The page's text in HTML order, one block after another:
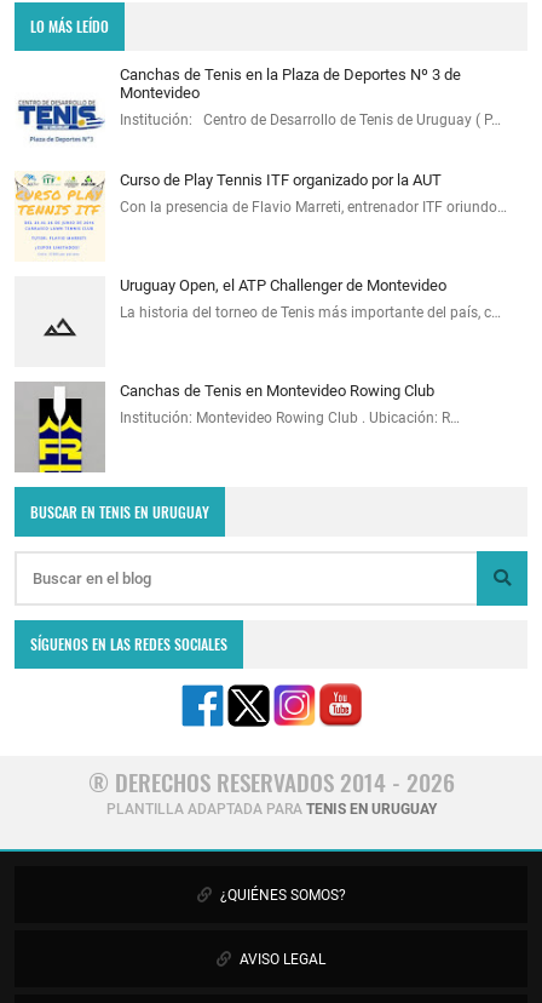
LO MÁS LEÍDO
Canchas de Tenis en la Plaza de Deportes Nº 3 de
Montevideo
Institución: Centro de Desarrollo de Tenis de Uruguay ( P…
Curso de Play Tennis ITF organizado por la AUT
Con la presencia de Flavio Marreti, entrenador ITF oriundo…
Uruguay Open, el ATP Challenger de Montevideo
La historia del torneo de Tenis más importante del país, c…
Canchas de Tenis en Montevideo Rowing Club
Institución: Montevideo Rowing Club . Ubicación: R…
BUSCAR EN TENIS EN URUGUAY
SÍGUENOS EN LAS REDES SOCIALES
® DERECHOS RESERVADOS 2014 - 2026
PLANTILLA ADAPTADA PARA TENIS EN URUGUAY
¿QUIÉNES SOMOS?
AVISO LEGAL